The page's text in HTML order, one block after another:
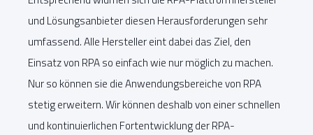
und Lösungsanbieter diesen Herausforderungen sehr
umfassend. Alle Hersteller eint dabei das Ziel, den
Einsatz von RPA so einfach wie nur möglich zu machen.
Nur so können sie die Anwendungsbereiche von RPA
stetig erweitern. Wir können deshalb von einer schnellen
und kontinuierlichen Fortentwicklung der RPA-